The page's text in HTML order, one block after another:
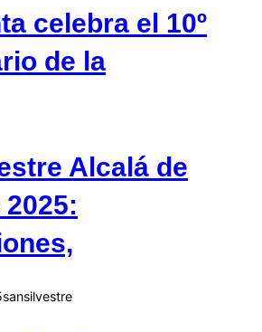
celebra el 10º
de la
Alcalá de